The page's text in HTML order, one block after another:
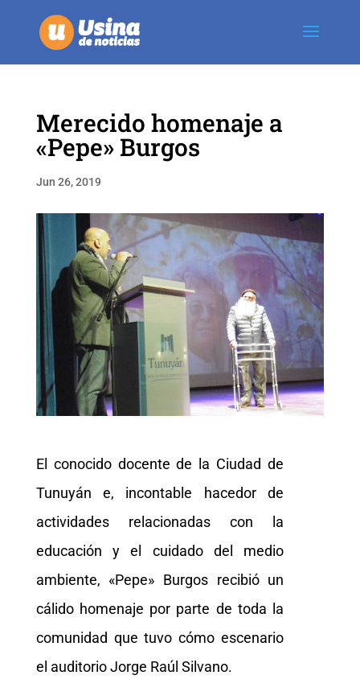
Merecido homenaje a
«Pepe» Burgos
Jun 26, 2019
El conocido docente de la Ciudad de
Tunuyán e, incontable hacedor de
actividades relacionadas con la
educación y el cuidado del medio
ambiente, «Pepe» Burgos recibió un
cálido homenaje por parte de toda la
comunidad que tuvo cómo escenario
el auditorio Jorge Raúl Silvano.